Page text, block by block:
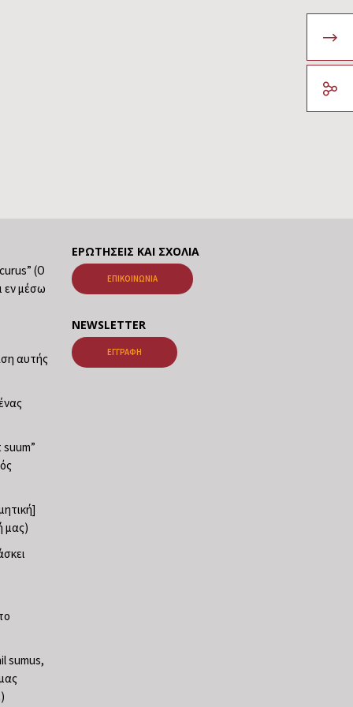
(Ο
εν μέσω
αυτής
μας)
sumus,
ΕΡΩΤΉΣΕΙΣ ΚΑΙ ΣΧΌΛΙΑ
ΕΠΙΚΟΙΝΩΝΊΑ
NEWSLETTER
ΕΓΓΡΑΦΉ